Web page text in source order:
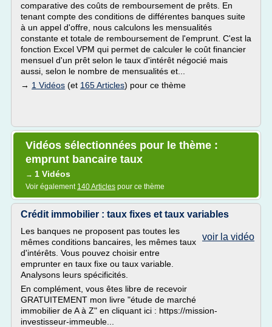
comparative des coûts de remboursement de prêts. En
tenant compte des conditions de différentes banques suite
à un appel d'offre, nous calculons les mensualités
constante et totale de remboursement de l'emprunt. C'est la
fonction Excel VPM qui permet de calculer le coût financier
mensuel d'un prêt selon le taux d'intérêt négocié mais
aussi, selon le nombre de mensualités et...
→ 1 Vidéos (et 165 Articles) pour ce thème
Vidéos sélectionnées pour le thème :
emprunt bancaire taux
→ 1 Vidéos
Voir également 140 Articles pour ce thème
Crédit immobilier : taux fixes et taux variables
voir la vidéo
Les banques ne proposent pas toutes les
mêmes conditions bancaires, les mêmes taux
d'intérêts. Vous pouvez choisir entre
emprunter en taux fixe ou taux variable.
Analysons leurs spécificités.
En complément, vous êtes libre de recevoir
GRATUITEMENT mon livre "étude de marché
immobilier de A à Z" en cliquant ici : https://mission-
investisseur-immeuble...